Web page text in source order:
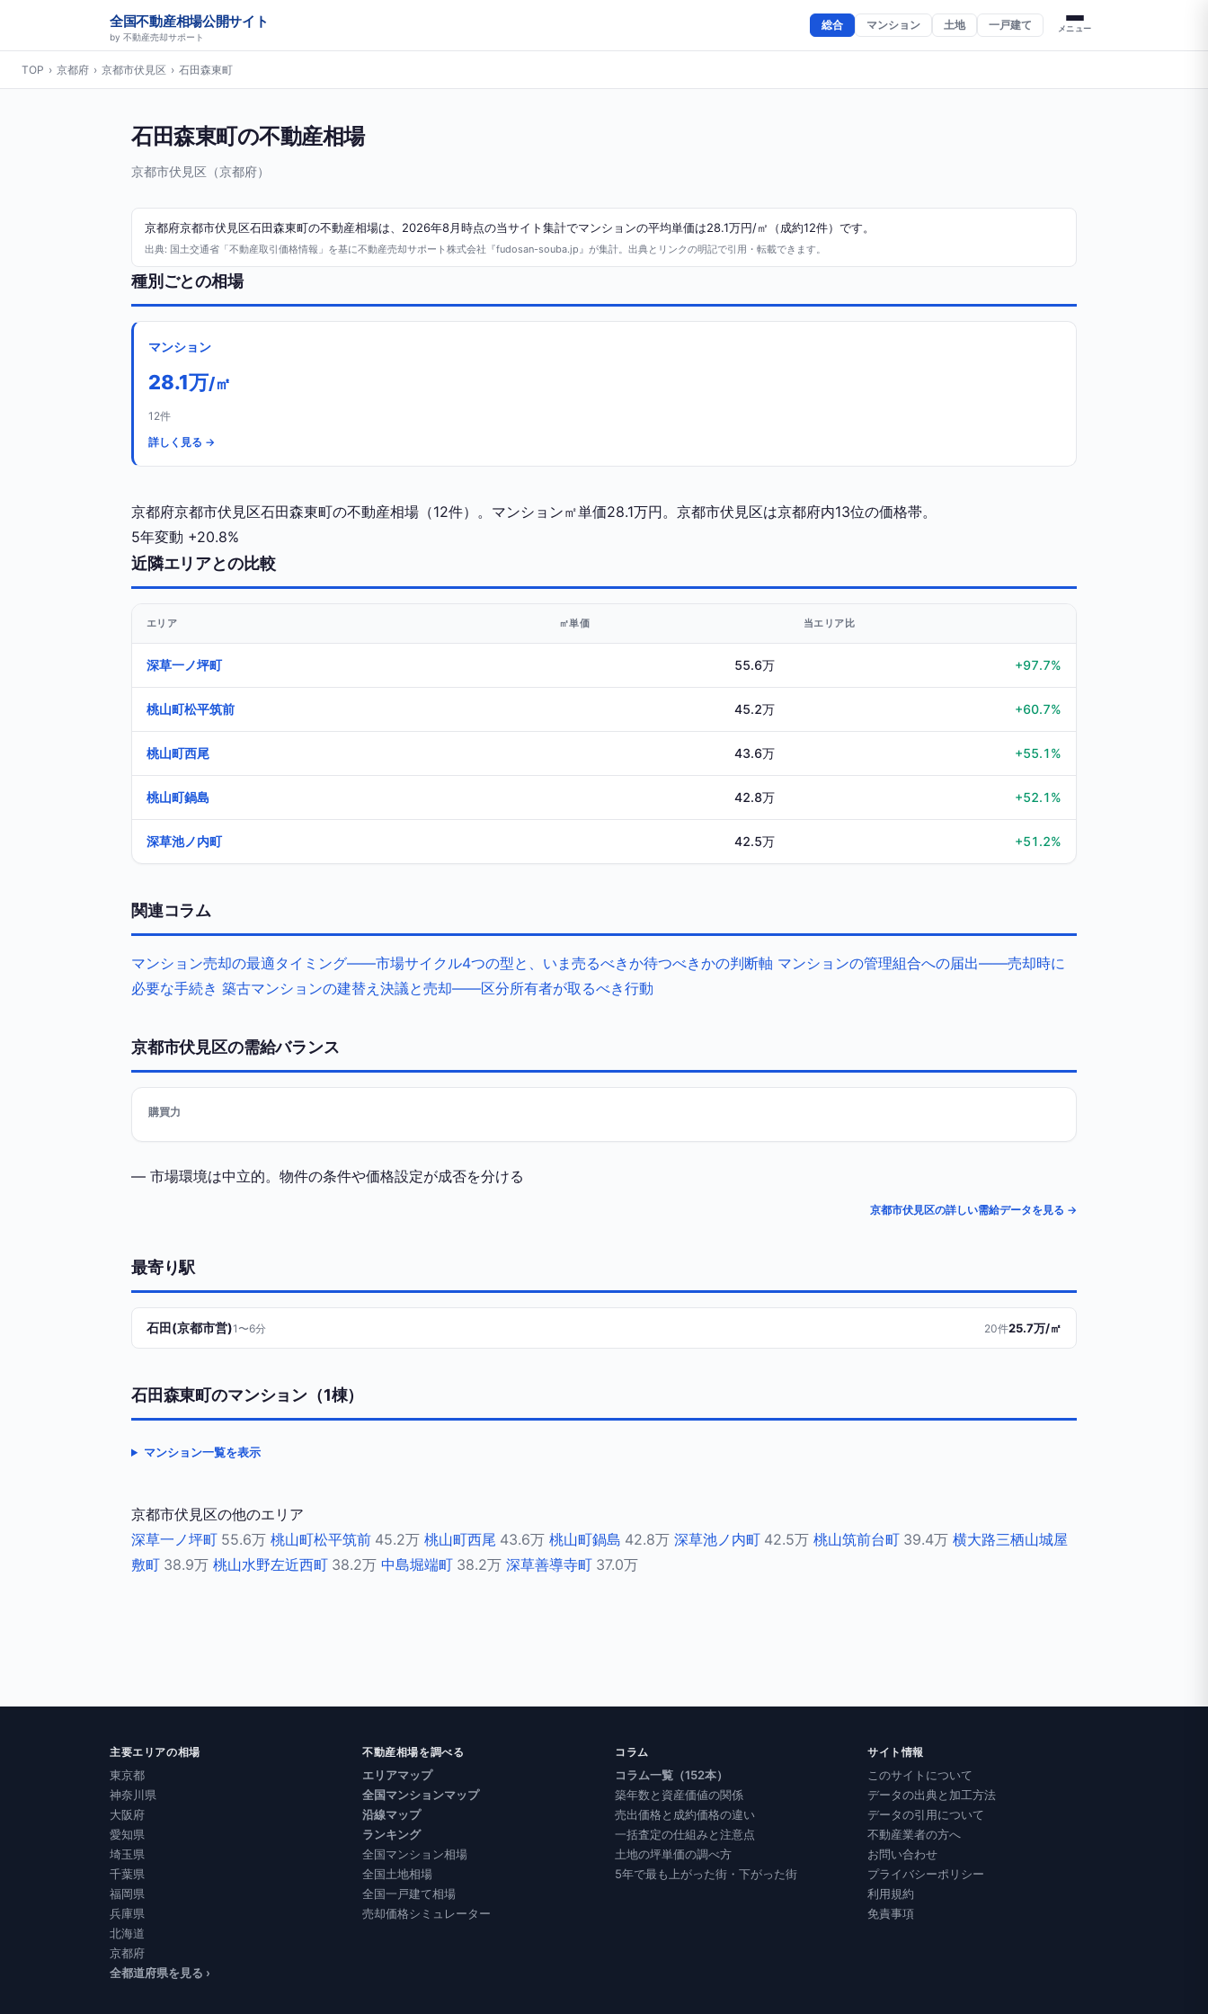
全国不動産相場公開サイト
by 不動産売却サポート
総合 マンション 土地 一戸建て メニュー
TOP › 京都府 › 京都市伏見区 › 石田森東町
石田森東町の不動産相場
京都市伏見区（京都府）
京都府京都市伏見区石田森東町の不動産相場は、2026年8月時点の当サイト集計でマンションの平均単価は28.1万円/㎡（成約12件）です。
出典: 国土交通省「不動産取引価格情報」を基に不動産売却サポート株式会社『fudosan-souba.jp』が集計。出典とリンクの明記で引用・転載できます。
種別ごとの相場
マンション
28.1万/㎡
12件
詳しく見る →
京都府京都市伏見区石田森東町の不動産相場（12件）。マンション㎡単価28.1万円。京都市伏見区は京都府内13位の価格帯。
5年変動 +20.8%
近隣エリアとの比較
エリア ㎡単価 当エリア比
深草一ノ坪町 55.6万 +97.7%
桃山町松平筑前 45.2万 +60.7%
桃山町西尾 43.6万 +55.1%
桃山町鍋島 42.8万 +52.1%
深草池ノ内町 42.5万 +51.2%
関連コラム
マンション売却の最適タイミング——市場サイクル4つの型と、いま売るべきか待つべきかの判断軸 マンションの管理組合への届出——売却時に
必要な手続き 築古マンションの建替え決議と売却——区分所有者が取るべき行動
京都市伏見区の需給バランス
購買力
— 市場環境は中立的。物件の条件や価格設定が成否を分ける
京都市伏見区の詳しい需給データを見る →
最寄り駅
石田(京都市営)1〜6分 20件25.7万/㎡
石田森東町のマンション（1棟）
マンション一覧を表示
京都市伏見区の他のエリア
深草一ノ坪町 55.6万 桃山町松平筑前 45.2万 桃山町西尾 43.6万 桃山町鍋島 42.8万 深草池ノ内町 42.5万 桃山筑前台町 39.4万 横大路三栖山城屋
敷町 38.9万 桃山水野左近西町 38.2万 中島堀端町 38.2万 深草善導寺町 37.0万
主要エリアの相場
東京都
神奈川県
大阪府
愛知県
埼玉県
千葉県
福岡県
兵庫県
北海道
京都府
全都道府県を見る ›
不動産相場を調べる
エリアマップ
全国マンションマップ
沿線マップ
ランキング
全国マンション相場
全国土地相場
全国一戸建て相場
売却価格シミュレーター
コラム
コラム一覧（152本）
築年数と資産価値の関係
売出価格と成約価格の違い
一括査定の仕組みと注意点
土地の坪単価の調べ方
5年で最も上がった街・下がった街
サイト情報
このサイトについて
データの出典と加工方法
データの引用について
不動産業者の方へ
お問い合わせ
プライバシーポリシー
利用規約
免責事項